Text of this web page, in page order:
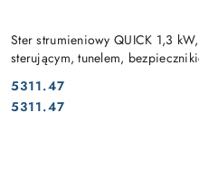
Ster strumieniowy QUICK 1,3
sterującym, tunelem,
Cena:
5311.47
Cena:
5311.47